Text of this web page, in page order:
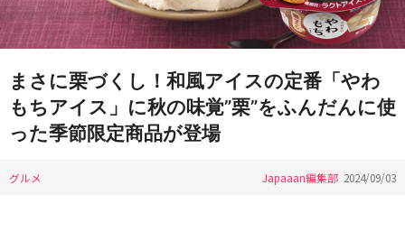
まさに栗づくし！和風アイスの定番「やわ
もちアイス」に秋の味覚”栗”をふんだんに使
った季節限定商品が登場
グルメ Japaaan編集部 2024/09/03